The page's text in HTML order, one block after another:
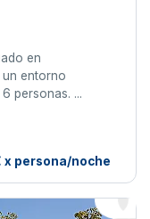
en
un entorno
personas. ...
x persona/noche